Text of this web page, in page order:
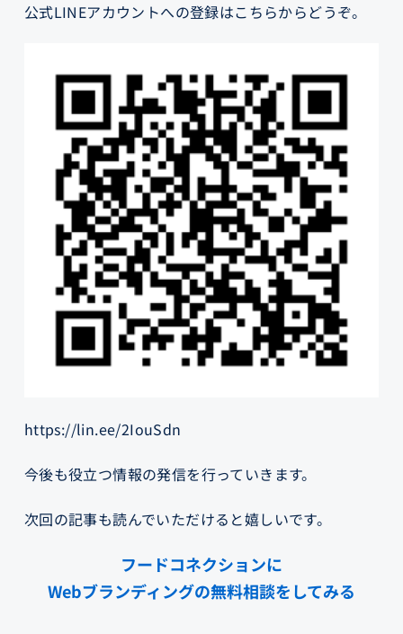
公式LINEアカウントへの登録はこちらからどうぞ。
https://lin.ee/2IouSdn
今後も役立つ情報の発信を行っていきます。
次回の記事も読んでいただけると嬉しいです。
フードコネクションに
Webブランディングの無料相談をしてみる